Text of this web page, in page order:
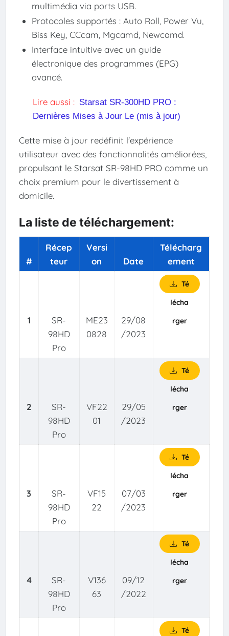
multimédia via ports USB.
Protocoles supportés : Auto Roll, Power Vu,
Biss Key, CCcam, Mgcamd, Newcamd.
Interface intuitive avec un guide
électronique des programmes (EPG)
avancé.
Lire aussi : Starsat SR-300HD PRO :
Dernières Mises à Jour Le (mis à jour)
Cette mise à jour redéfinit l'expérience
utilisateur avec des fonctionnalités améliorées,
propulsant le Starsat SR-98HD PRO comme un
choix premium pour le divertissement à
domicile.
La liste de téléchargement:
#
Récep
teur
Versi
on
Date
Télécharg
ement
1
SR-
98HD
Pro
ME23
0828
29/08
/2023
Té
lécha
rger
2
SR-
98HD
Pro
VF22
01
29/05
/2023
Té
lécha
rger
3
SR-
98HD
Pro
VF15
22
07/03
/2023
Té
lécha
rger
4
SR-
98HD
Pro
V136
63
09/12
/2022
Té
lécha
rger
Té